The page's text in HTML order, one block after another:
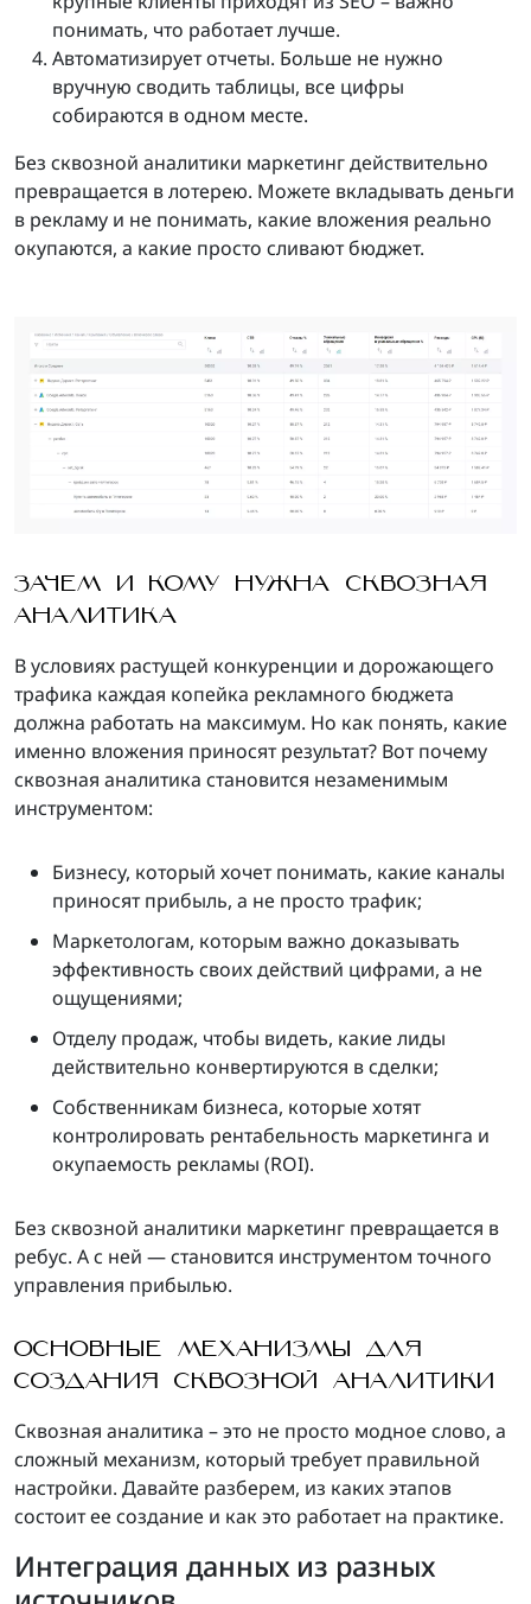
понимать, что работает лучше.
Автоматизирует отчеты. Больше не нужно
вручную сводить таблицы, все цифры
собираются в одном месте.
Без сквозной аналитики маркетинг действительно
превращается в лотерею. Можете вкладывать деньги
в рекламу и не понимать, какие вложения реально
окупаются, а какие просто сливают бюджет.
ЗАЧЕМ И КОМУ НУЖНА СКВОЗНАЯ
АНАЛИТИКА
В условиях растущей конкуренции и дорожающего
трафика каждая копейка рекламного бюджета
должна работать на максимум. Но как понять, какие
именно вложения приносят результат? Вот почему
сквозная аналитика становится незаменимым
инструментом:
Бизнесу, который хочет понимать, какие каналы
приносят прибыль, а не просто трафик;
Маркетологам, которым важно доказывать
эффективность своих действий цифрами, а не
ощущениями;
Отделу продаж, чтобы видеть, какие лиды
действительно конвертируются в сделки;
Собственникам бизнеса, которые хотят
контролировать рентабельность маркетинга и
окупаемость рекламы (ROI).
Без сквозной аналитики маркетинг превращается в
ребус. А с ней — становится инструментом точного
управления прибылью.
ОСНОВНЫЕ МЕХАНИЗМЫ ДЛЯ
СОЗДАНИЯ СКВОЗНОЙ АНАЛИТИКИ
Сквозная аналитика – это не просто модное слово, а
сложный механизм, который требует правильной
настройки. Давайте разберем, из каких этапов
состоит ее создание и как это работает на практике.
Интеграция данных из разных